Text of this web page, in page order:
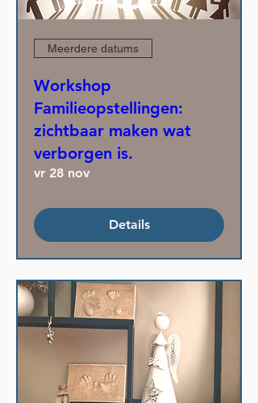
Meerdere datums
Workshop
Familieopstellingen:
zichtbaar maken wat
verborgen is.
vr 28 nov
Details